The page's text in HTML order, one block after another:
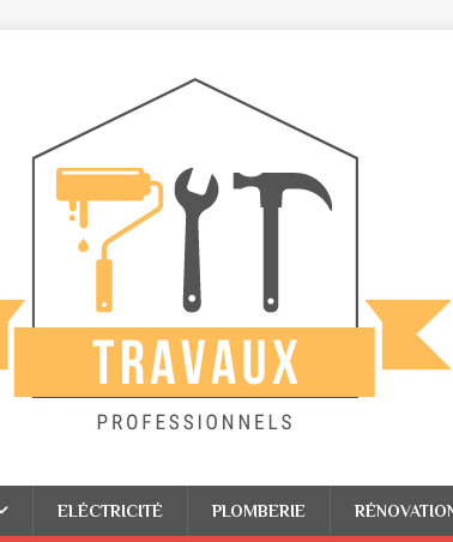
ELÉCTRICITÉ PLOMBERIE